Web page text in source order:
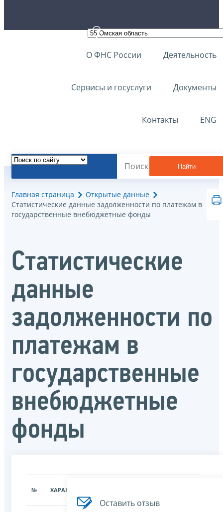
О ФНС России Деятельность
Сервисы и госуслуги Документы
Контакты ENG
Найти
Главная страница
Открытые данные
Статистические данные задолженности по платежам в
государственные внебюджетные фонды
Статистические
данные
задолженности по
платежам в
государственные
внебюджетные
фонды
№ ХАРАКТЕРИСТИКА
Оставить отзыв